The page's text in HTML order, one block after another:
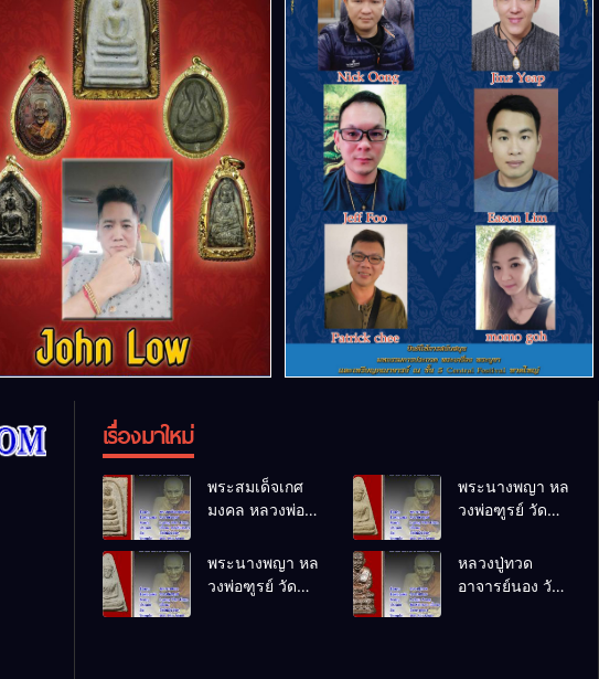
เรื่องมาใหม่
พระสมเด็จเกศ
มงคล หลวงพ่อ
โพธิ์นิมิตร
พ.ศ.2512
พระนางพญา หล
วงพ่อฑูรย์ วัด
พ.ศ.2512
พระนางพญา หล
วงพ่อฑูรย์ วัด
หลวงปู่ทวด
อาจารย์นอง วัด